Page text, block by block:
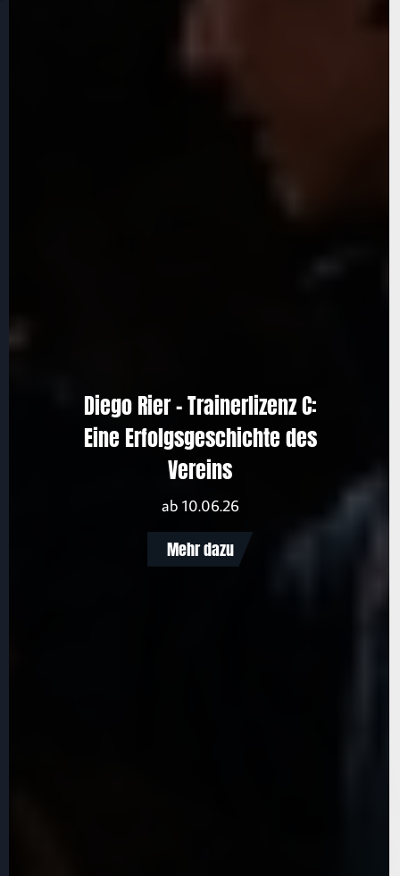
Diego Rier – Trainerlizenz C:
Eine Erfolgsgeschichte des
Vereins
ab 10.06.26
Mehr dazu